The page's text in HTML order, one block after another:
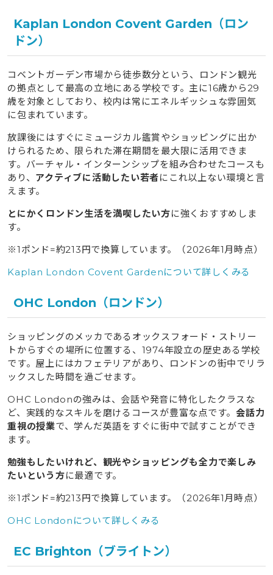
Kaplan London Covent Garden（ロン
ドン）
コベントガーデン市場から徒歩数分という、ロンドン観光
の拠点として最高の立地にある学校です。主に16歳から29
歳を対象としており、校内は常にエネルギッシュな雰囲気
に包まれています。
放課後にはすぐにミュージカル鑑賞やショッピングに出か
けられるため、限られた滞在期間を最大限に活用できま
す。バーチャル・インターンシップを組み合わせたコースも
あり、 アクティブに活動したい若者にこれ以上ない環境と言
えます。
とにかくロンドン生活を満喫したい方に強くおすすめしま
す。
※1ポンド=約213円で換算しています。（2026年1月時点）
Kaplan London Covent Gardenについて詳しくみる
OHC London（ロンドン）
ショッピングのメッカであるオックスフォード・ストリー
トからすぐの場所に位置する、1974年設立の歴史ある学校
です。屋上にはカフェテリアがあり、ロンドンの街中でリラ
ックスした時間を過ごせます。
OHC Londonの強みは、会話や発音に特化したクラスな
ど、実践的なスキルを磨けるコースが豊富な点です。 会話力
重視の授業で、学んだ英語をすぐに街中で試すことができ
ます。
勉強もしたいけれど、観光やショッピングも全力で楽しみ
たいという方に最適です。
※1ポンド=約213円で換算しています。（2026年1月時点）
OHC Londonについて詳しくみる
EC Brighton（ブライトン）